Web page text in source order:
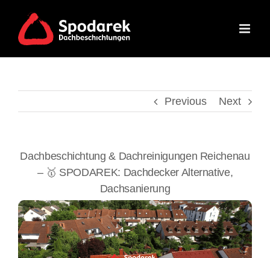
content
Previous Next
Dachbeschichtung & Dachreinigungen Reichenau
– 🥇 SPODAREK: Dachdecker Alternative,
Dachsanierung